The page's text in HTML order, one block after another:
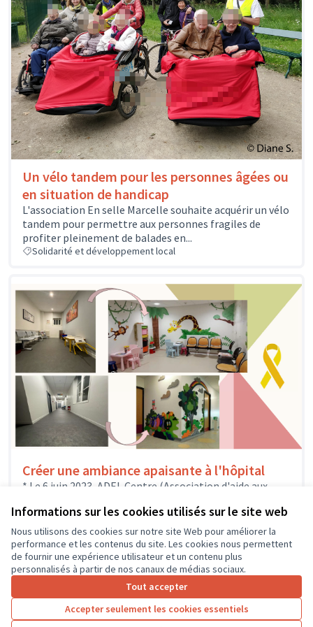
Informations sur les cookies utilisés sur le site web
Nous utilisons des cookies sur notre site Web pour améliorer la
performance et les contenus du site. Les cookies nous permettent
de fournir une expérience utilisateur et un contenu plus
personnalisés à partir de nos canaux de médias sociaux.
Tout accepter
Accepter seulement les cookies essentiels
Un vélo tandem pour les personnes âgées ou
en situation de handicap
L'association En selle Marcelle souhaite acquérir un vélo
tandem pour permettre aux personnes fragiles de
profiter pleinement de balades en...
Solidarité et développement local
Créer une ambiance apaisante à l'hôpital
* Le 6 juin 2023, ADEL Centre (Association d'aide aux
Clocheville) était...
Solidarité et développement local
Résultats par page : 50
1 2 3 4